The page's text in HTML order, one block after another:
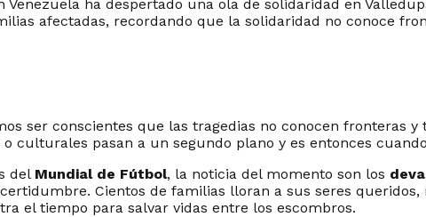
ha despertado una ola de solidaridad en
afectadas, recordando que la solidaridad no conoce
ser conscientes que las tragedias no conocen fronteras
culturales pasan a un segundo plano y es entonces
del Mundial de Fútbol, la noticia del momento son los
Cientos de familias lloran a sus seres
el tiempo para salvar vidas entre los escombros.